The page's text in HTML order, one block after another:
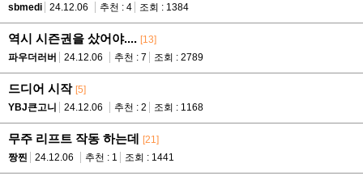
sbmedi
24.12.06 추천 : 4 조회 : 1384
역시 시즌권을 샀어야.... [13]
파우더러버
24.12.06 추천 : 7 조회 : 2789
드디어 시작 [5]
YBJ큰고니
24.12.06 추천 : 2 조회 : 1168
무주 리프트 작동 하는데 [21]
짱찐
24.12.06 추천 : 1 조회 : 1441